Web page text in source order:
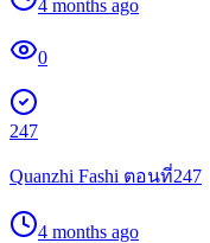
4 months ago
0
247
Quanzhi Fashi ตอนที่247
4 months ago